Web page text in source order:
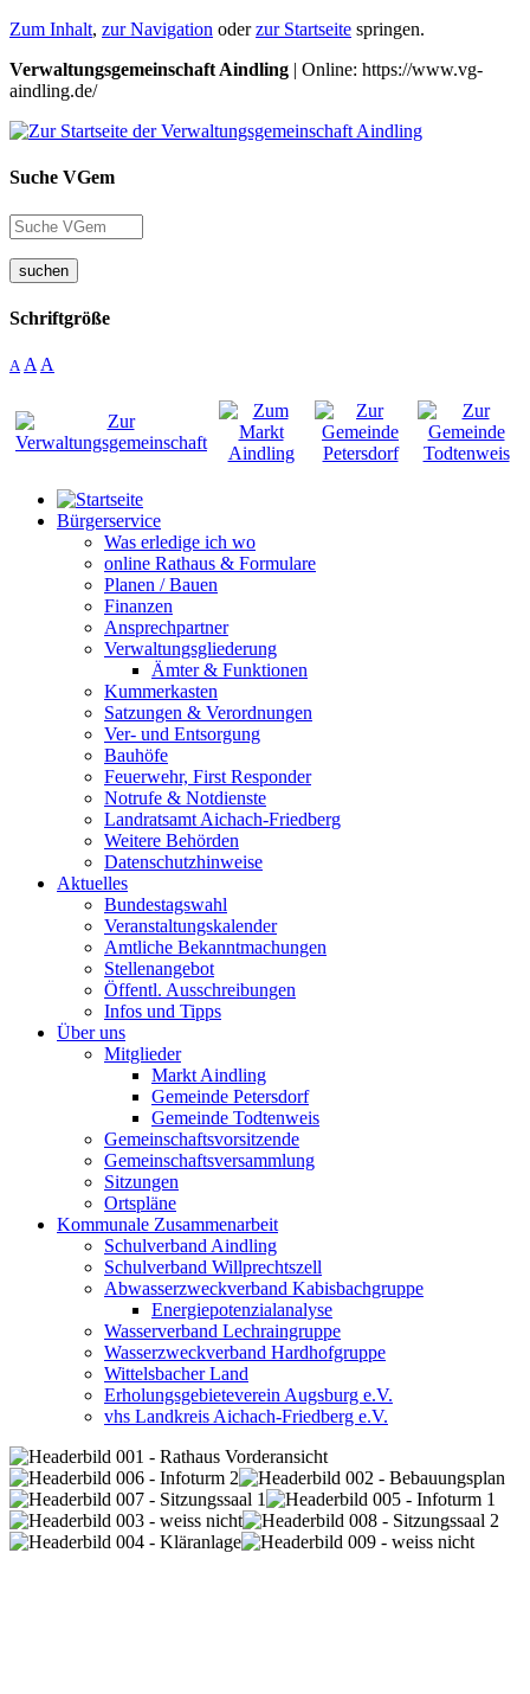
Zum Inhalt, zur Navigation oderzur Startseite springen.
Verwaltungsgemeinschaft Aindling | Online: https://www.vg-
aindling.de/
Suche VGem
suchen
Schriftgröße
A A A
Bürgerservice
Was erledige ich wo
online Rathaus & Formulare
Planen / Bauen
Finanzen
Ansprechpartner
Verwaltungsgliederung
Ämter & Funktionen
Kummerkasten
Satzungen & Verordnungen
Ver- und Entsorgung
Bauhöfe
Feuerwehr, First Responder
Notrufe & Notdienste
Landratsamt Aichach-Friedberg
Weitere Behörden
Datenschutzhinweise
Aktuelles
Bundestagswahl
Veranstaltungskalender
Amtliche Bekanntmachungen
Stellenangebot
Öffentl. Ausschreibungen
Infos und Tipps
Über uns
Mitglieder
Markt Aindling
Gemeinde Petersdorf
Gemeinde Todtenweis
Gemeinschaftsvorsitzende
Gemeinschaftsversammlung
Sitzungen
Ortspläne
Kommunale Zusammenarbeit
Schulverband Aindling
Schulverband Willprechtszell
Abwasserzweckverband Kabisbachgruppe
Energiepotenzialanalyse
Wasserverband Lechraingruppe
Wasserzweckverband Hardhofgruppe
Wittelsbacher Land
Erholungsgebieteverein Augsburg e.V.
vhs Landkreis Aichach-Friedberg e.V.